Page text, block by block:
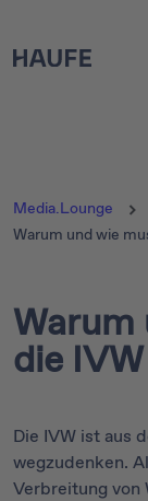
Media.Lounge
Warum und wie
Warum
die
Die IVW ist aus
wegzudenken.
Verbreitung von